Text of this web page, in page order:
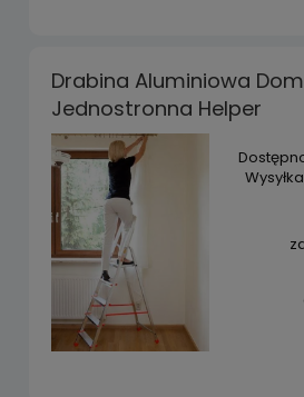
Drabina Aluminiowa
Jednostronna Helper